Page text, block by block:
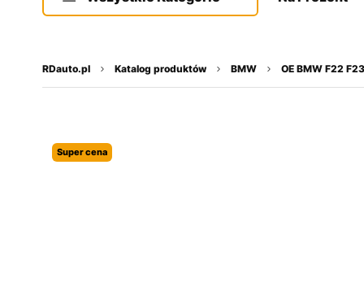
RDauto.pl Katalog produktów BMW OE BMW F22
Super cena